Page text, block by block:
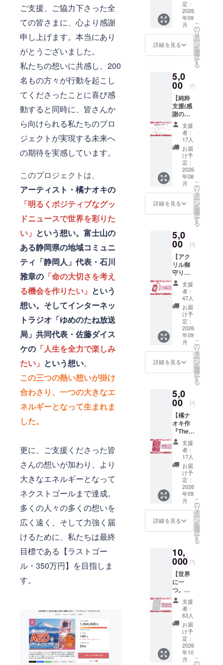
ご支援、ご協力下さった全
ての皆さまに、心より感謝
申し上げます。本当にあり
がとうございました。
私たちの想いに共感し、200
名もの方々が行動を起こし
てくださったことに喜び感
動すると同時に、皆さんか
ら向けられる私たちのプロ
ジェクトが実現する未来へ
の期待を実感しています。
このプロジェクトは、
アーティスト・橘ナオキの
「明るくポジティブなグッ
ドニュースで世界を彩りた
い」 という想い。 富士山の
ある静岡県の地域コミュニ
ティ「静岡人」代表・石川
雅章の 「命の大切さを考え
る機会を作りたい 」 という
想い。そしてインターネッ
トラジオ「ゆめのたね放送
局」共同代表・佐藤ダイス
ケの 「人生を全力で楽しみ
たい」 という想い。
この三つの熱い想いが掛け
合わさり、一つの大きなエ
ネルギーとなって生まれま
した。
更に、ご支援くださった皆
さんの想いが加わり、より
大きなエネルギーとなって
ネクストゴールまで達成。
多くの人々の多くの想いを
広く遠く、そして力強く届
けるために、私たちは最終
目標である【ラストゴー
ル・350万円】を目指しま
す。
1976年生ま
れ。大阪在
内容に
なりま
す。
アドレ
スをお
間違え
の無い
ように
ご入力
援は、
1,000
円、
5,000
円、
10,000
円、
100,000
円の リ
ターン
と同じ
内容に
なりま
す。
キーホ
ダー】
今回の
為の描
き下ろ
しイラ
ストと
のデザ
インを
掛け合
わせた
特別デ
ザイン
のアク
リル
キーホ
ルダー
をお届
けいた
しま
す。 サ
イズ：
約40x約
65mm
ボール
チェー
ン付属
3つのデ
ザイン
からお
好みの
ものを
選択可
能です
ご希望
のデザ
インを
備考欄
にご記
載くだ
さい ※
になる
場合が
ます ※
梱包・
送料含
む
定：
2026
年09
月
詳細を見る
こ
の
リ
タ
ー
ン
を
選
択
す
る
5,0
00 円
【純粋
支援(感
謝の
メー
ル)】 感
謝の気
持ちを
込め
て、お
礼の
メッ
セージ
をお送
りしま
す。 支
援者の
の応援
がイベ
ントの
力で
す。
メール
送付は
終了後
1ヶ月以
内。 ※
メール
アドレ
スをお
間違え
の無い
ように
ご入力
援は、
1,000
円、
3,000
円、
10,000
円、
100,000
円の リ
ターン
と同じ
内容に
なりま
す。
支援
者：
17人
お届
け予
定：
2026
年08
月
詳細を見る
こ
の
リ
タ
ー
ン
を
選
択
す
る
5,0
00 円
【アク
リル御
守り】
ミリオ
ンハー
トプロ
ジェク
トの象
徴でも
ある
『The
Birth』
（橘ナ
オキ
作）を
デザイ
アクリ
ル製の
御守り
をお届
け致し
ます。
サイ
ズ：
46x75
mm ※細
部デザ
インは
変更に
なる場
合がご
ざいま
す ※梱
支援
者：
47人
お届
け予
定：
2026
年09
月
詳細を見る
こ
の
リ
タ
ー
ン
を
選
択
す
る
5,0
00 円
【橘ナ
オキ作
『The
Birth』
直筆サ
イン入
りポス
ター】
ミリオ
ンハー
トプロ
ジェク
トの象
徴でも
ある作
品『The
（橘ナ
オキ
作）を
デザイ
ンした
ポス
ターを
お届け
致しま
す。 サ
イズ：
515✕72
8mm（
B2サイ
ズ） ※
支援
者：
17人
お届
け予
定：
2026
年09
月
詳細を見る
こ
の
リ
タ
ー
ン
を
選
択
す
る
10,
000 円
【世界
に一
つ。富
士山頂
からあ
なたに
届けま
す。橘
ナオキ
描き下
ろしミ
リオン
支援
者：
63人
お届
け予
定：
2026
年10
月
こ
の